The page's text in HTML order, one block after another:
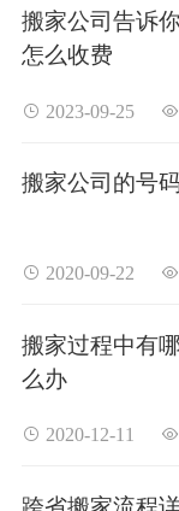
搬家公司告诉
怎么收费
 2023-09-25 
搬家公司的号
 2020-09-22 
搬家过程中有
么办
 2020-12-11 
跨省搬家流程